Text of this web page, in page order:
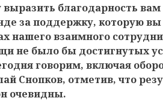
выразить благодарность
за поддержку, которую вы
нашего взаимного
не было бы достигнутых
говорим, включая
Снопков, отметив, что
очевидны.